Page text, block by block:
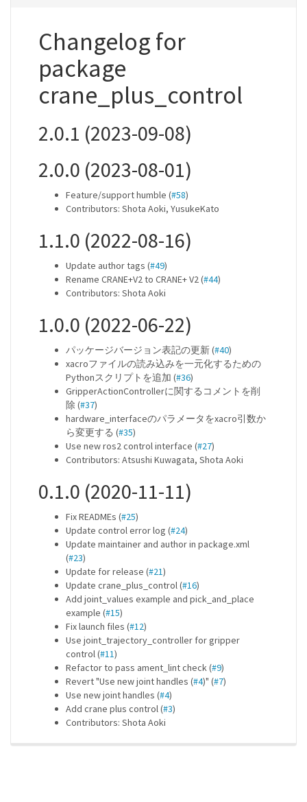
Changelog for
package
crane_plus_control
2.0.1 (2023-09-08)
2.0.0 (2023-08-01)
Feature/support humble (#58)
Contributors: Shota Aoki, YusukeKato
1.1.0 (2022-08-16)
Update author tags (#49)
Rename CRANE+V2 to CRANE+ V2 (#44)
Contributors: Shota Aoki
1.0.0 (2022-06-22)
パッケージバージョン表記の更新 (#40)
xacroファイルの読み込みを一元化するための
Pythonスクリプトを追加 (#36)
GripperActionControllerに関するコメントを削
除 (#37)
hardware_interfaceのパラメータをxacro引数か
ら変更する (#35)
Use new ros2 control interface (#27)
Contributors: Atsushi Kuwagata, Shota Aoki
0.1.0 (2020-11-11)
Fix READMEs (#25)
Update control error log (#24)
Update maintainer and author in package.xml
(#23)
Update for release (#21)
Update crane_plus_control (#16)
Add joint_values example and pick_and_place
example (#15)
Fix launch files (#12)
Use joint_trajectory_controller for gripper
control (#11)
Refactor to pass ament_lint check (#9)
Revert "Use new joint handles (#4)" (#7)
Use new joint handles (#4)
Add crane plus control (#3)
Contributors: Shota Aoki